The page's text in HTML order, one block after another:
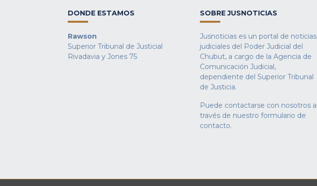
DONDE ESTAMOS
Rawson
Superior Tribunal de Justicial
Rivadavia y Jones 75
SOBRE JUSNOTICIAS
Jusnoticias es un portal de noticias
judiciales del Poder Judicial del
Chubut, a cargo de la Agencia de
Comunicación Judicial,
dependiente del Superior Tribunal
de Justicia.
Puede contactarse con nosotros a
través de nuestro formulario de
contacto.